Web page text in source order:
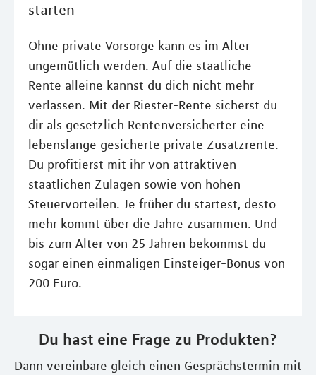
starten
Ohne private Vorsorge kann es im Alter
ungemütlich werden. Auf die staatliche
Rente alleine kannst du dich nicht mehr
verlassen. Mit der Riester-Rente sicherst du
dir als gesetzlich Rentenversicherter eine
lebenslange gesicherte private Zusatzrente.
Du profitierst mit ihr von attraktiven
staatlichen Zulagen sowie von hohen
Steuervorteilen. Je früher du startest, desto
mehr kommt über die Jahre zusammen. Und
bis zum Alter von 25 Jahren bekommst du
sogar einen einmaligen Einsteiger-Bonus von
200 Euro.
Du hast eine Frage zu Produkten?
Dann vereinbare gleich einen Gesprächstermin mit